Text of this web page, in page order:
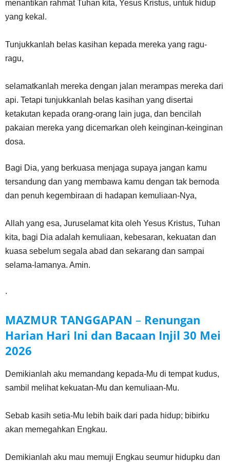
menantikan rahmat Tuhan kita, Yesus Kristus, untuk hidup
yang kekal.
Tunjukkanlah belas kasihan kepada mereka yang ragu-
ragu,
selamatkanlah mereka dengan jalan merampas mereka dari
api. Tetapi tunjukkanlah belas kasihan yang disertai
ketakutan kepada orang-orang lain juga, dan bencilah
pakaian mereka yang dicemarkan oleh keinginan-keinginan
dosa.
Bagi Dia, yang berkuasa menjaga supaya jangan kamu
tersandung dan yang membawa kamu dengan tak bernoda
dan penuh kegembiraan di hadapan kemuliaan-Nya,
Allah yang esa, Juruselamat kita oleh Yesus Kristus, Tuhan
kita, bagi Dia adalah kemuliaan, kebesaran, kekuatan dan
kuasa sebelum segala abad dan sekarang dan sampai
selama-lamanya. Amin.
.
MAZMUR TANGGAPAN – Renungan
Harian Hari Ini dan Bacaan Injil 30 Mei
2026
Demikianlah aku memandang kepada-Mu di tempat kudus,
sambil melihat kekuatan-Mu dan kemuliaan-Mu.
Sebab kasih setia-Mu lebih baik dari pada hidup; bibirku
akan memegahkan Engkau.
Demikianlah aku mau memuji Engkau seumur hidupku dan